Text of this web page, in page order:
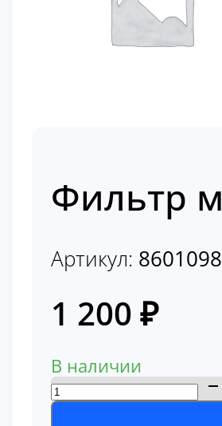
Фильтр
Артикул:
1 200 ₽
В наличии
Количество
товара